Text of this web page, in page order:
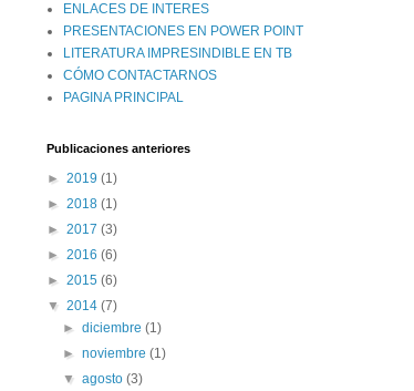
ENLACES DE INTERES
PRESENTACIONES EN POWER POINT
LITERATURA IMPRESINDIBLE EN TB
CÓMO CONTACTARNOS
PAGINA PRINCIPAL
Publicaciones anteriores
► 2019 (1)
► 2018 (1)
► 2017 (3)
► 2016 (6)
► 2015 (6)
▼ 2014 (7)
►diciembre(1)
►noviembre(1)
▼agosto(3)